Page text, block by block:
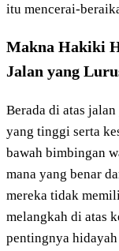
itu mencerai-
Makna Hakiki
Jalan yang
Berada di atas
yang tinggi serta
bawah bimbingan
mana yang benar
mereka tidak
melangkah di atas
pentingnya